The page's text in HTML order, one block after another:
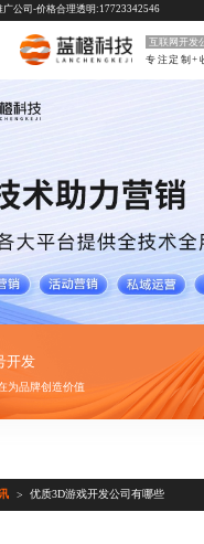
公司-价格合理透明:17723342546
互联网开发
专注定制+
开发
为品牌创造价值
> 优质3D游戏开发公司有哪些